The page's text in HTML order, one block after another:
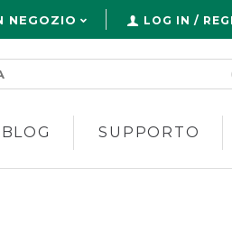
NEGOZIO LOG IN /
SUPPORTO